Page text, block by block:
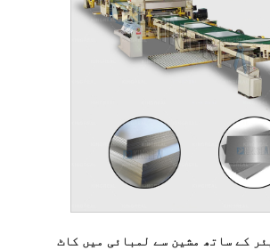
کے ساتھ مشین سے لمبائی میں کاٹ